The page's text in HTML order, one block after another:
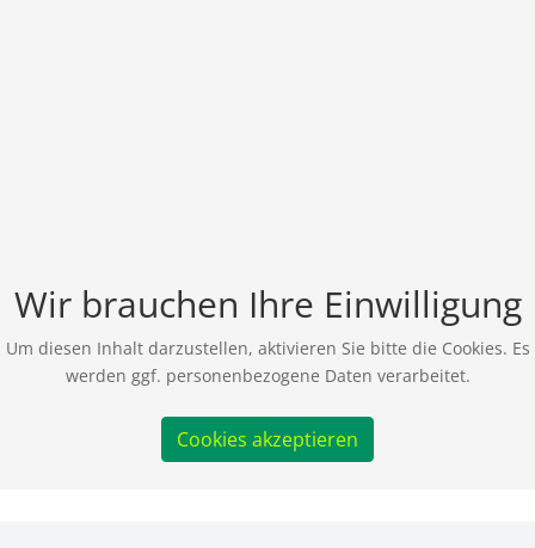
Wir brauchen Ihre Einwilligung
Um diesen Inhalt darzustellen, aktivieren Sie bitte die Cookies. Es
werden ggf. personenbezogene Daten verarbeitet.
Cookies akzeptieren